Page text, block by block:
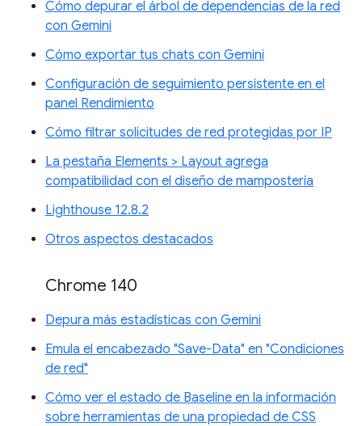
Cómo depurar el árbol de dependencias de la red
con Gemini
Cómo exportar tus chats con Gemini
Configuración de seguimiento persistente en el
panel Rendimiento
Cómo filtrar solicitudes de red protegidas por IP
La pestaña Elements > Layout agrega
compatibilidad con el diseño de mampostería
Lighthouse 12.8.2
Otros aspectos destacados
Chrome 140
Depura más estadísticas con Gemini
Emula el encabezado "Save-Data" en "Condiciones
de red"
Cómo ver el estado de Baseline en la información
sobre herramientas de una propiedad de CSS